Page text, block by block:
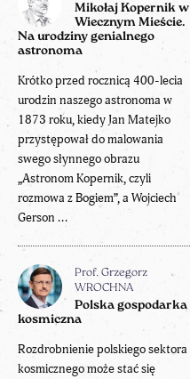
Mikołaj Kopernik w
Wiecznym Mieście.
Na urodziny genialnego
astronoma
Krótko przed rocznicą 400-lecia
urodzin naszego astronoma w
1873 roku, kiedy Jan Matejko
przystępował do malowania
swego słynnego obrazu
„Astronom Kopernik, czyli
rozmowa z Bogiem”, a Wojciech
Gerson ...
Prof. Grzegorz
WROCHNA
Polska gospodarka
kosmiczna
Rozdrobnienie polskiego sektora
kosmicznego może stać się